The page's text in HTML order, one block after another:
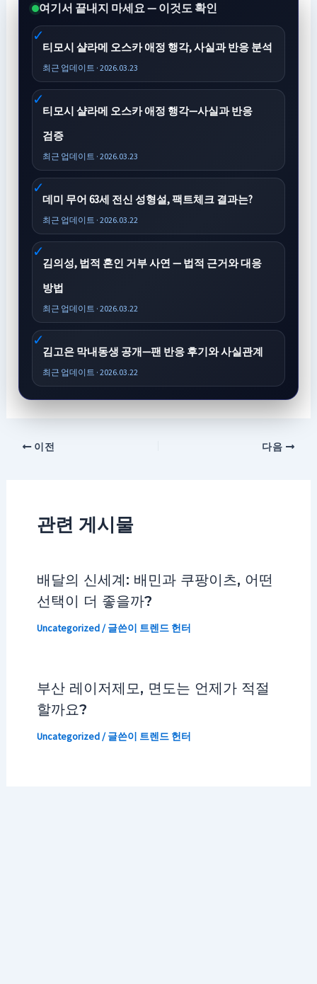
여기서 끝내지 마세요 — 이것도 확인
티모시 샬라메 오스카 애정 행각, 사실과 반응 분석
최근 업데이트 · 2026.03.23
티모시 샬라메 오스카 애정 행각—사실과 반응
검증
최근 업데이트 · 2026.03.23
데미 무어 63세 전신 성형설, 팩트체크 결과는?
최근 업데이트 · 2026.03.22
김의성, 법적 혼인 거부 사연 — 법적 근거와 대응
방법
최근 업데이트 · 2026.03.22
김고은 막내동생 공개—팬 반응 후기와 사실관계
최근 업데이트 · 2026.03.22
이전 다음
관련 게시물
배달의 신세계: 배민과 쿠팡이츠, 어떤
선택이 더 좋을까?
Uncategorized/ 글쓴이 트렌드 헌터
부산 레이저제모, 면도는 언제가 적절
할까요?
Uncategorized/ 글쓴이 트렌드 헌터